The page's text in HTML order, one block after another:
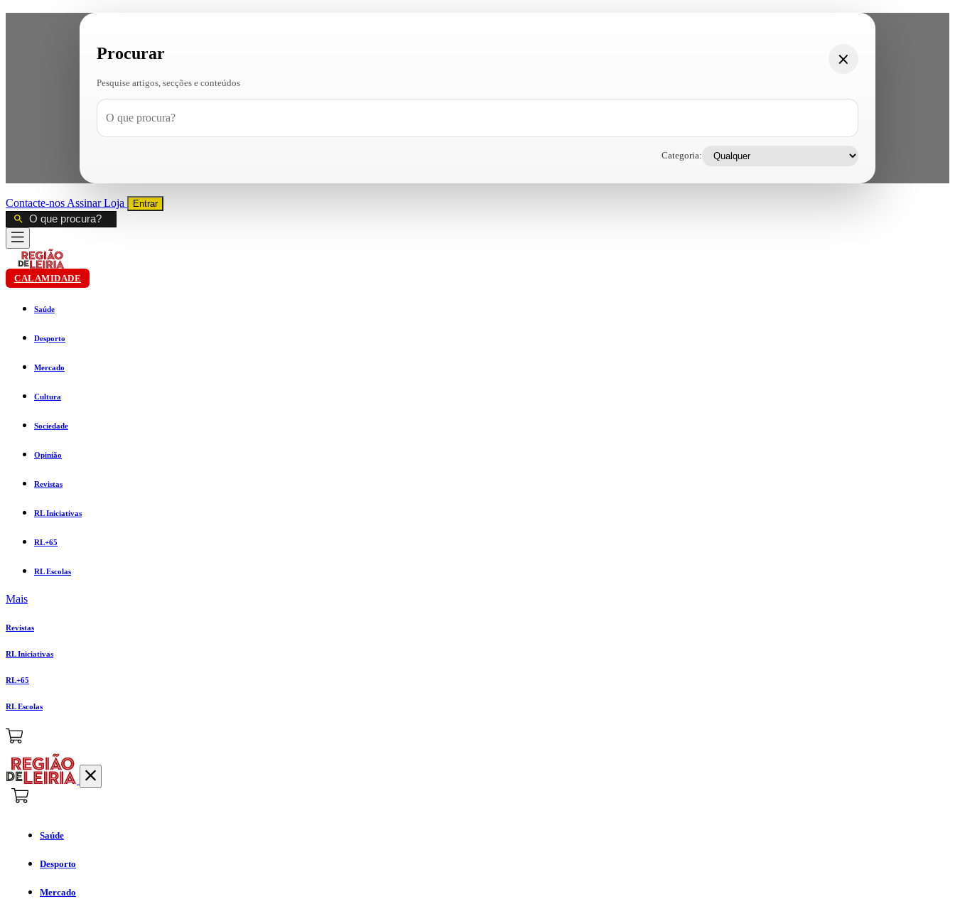
Procurar
Pesquise artigos, secções e conteúdos
Categoria:
Contacte-nos AssinarLoja Entrar
CALAMIDADE
Saúde
Desporto
Mercado
Cultura
Sociedade
Opinião
Revistas
RL Iniciativas
RL+65
RL Escolas
Mais
Revistas
RL Iniciativas
RL+65
RL Escolas
Saúde
Desporto
Mercado